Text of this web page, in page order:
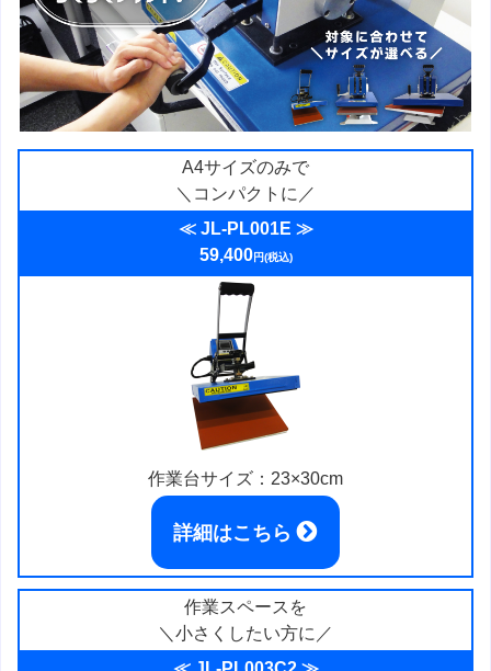
A4サイズのみで
＼コンパクトに／
≪ JL-PL001E ≫
59,400円(税込)
作業台サイズ：23×30cm
詳細はこちら
作業スペースを
＼小さくしたい方に／